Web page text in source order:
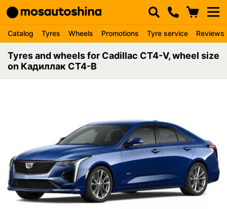
Catalog Tyres Wheels Promotions Tyre service Reviews
Tyres and wheels for Cadillac CT4-V, wheel size
on Кадиллак СТ4-В